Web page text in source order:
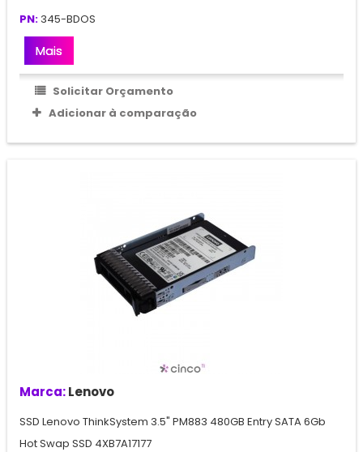
PN: 345-BDOS
Mais
Solicitar Orçamento
Adicionar à comparação
Marca:Lenovo
SSD Lenovo ThinkSystem 3.5" PM883 480GB Entry SATA 6Gb
Hot Swap SSD 4XB7A17177